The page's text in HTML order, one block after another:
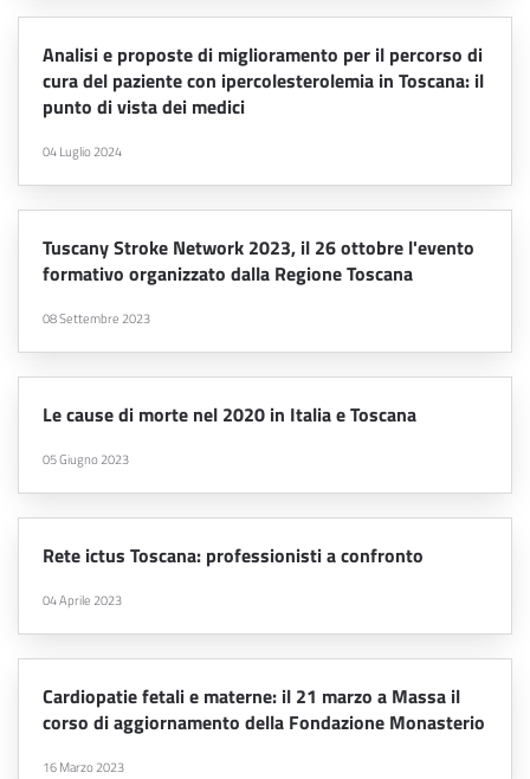
Analisi e proposte di miglioramento per il percorso di
cura del paziente con ipercolesterolemia in Toscana: il
punto di vista dei medici
04 Luglio 2024
Tuscany Stroke Network 2023, il 26 ottobre l'evento
formativo organizzato dalla Regione Toscana
08 Settembre 2023
Le cause di morte nel 2020 in Italia e Toscana
05 Giugno 2023
Rete ictus Toscana: professionisti a confronto
04 Aprile 2023
Cardiopatie fetali e materne: il 21 marzo a Massa il
corso di aggiornamento della Fondazione Monasterio
16 Marzo 2023